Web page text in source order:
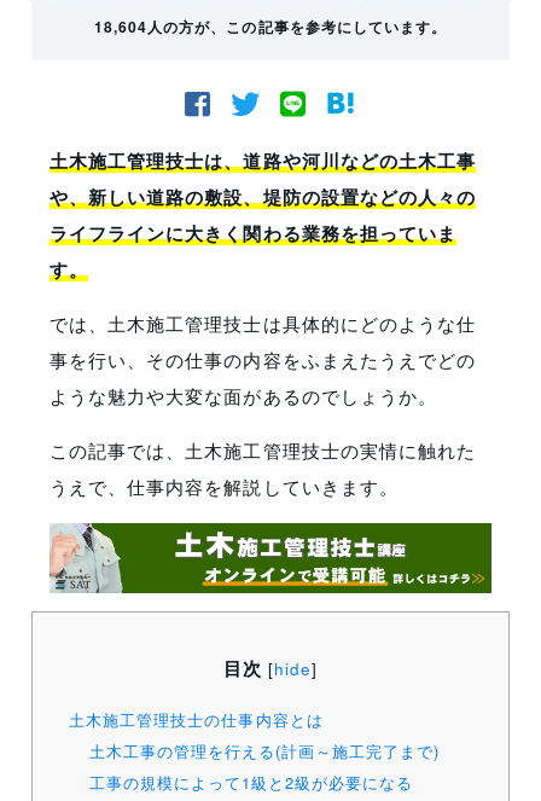
18,604人の方が、この記事を参考にしています。
土木施工管理技士は、道路や河川などの土木工事
や、新しい道路の敷設、堤防の設置などの人々の
ライフラインに大きく関わる業務を担っていま
す。
では、土木施工管理技士は具体的にどのような仕
事を行い、その仕事の内容をふまえたうえでどの
ような魅力や大変な面があるのでしょうか。
この記事では、土木施工管理技士の実情に触れた
うえで、仕事内容を解説していきます。
目次 [hide]
土木施工管理技士の仕事内容とは
土木工事の管理を行える(計画～施工完了まで)
工事の規模によって1級と2級が必要になる